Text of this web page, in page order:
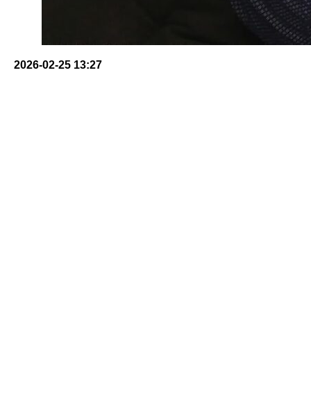
2026-02-25 13:27